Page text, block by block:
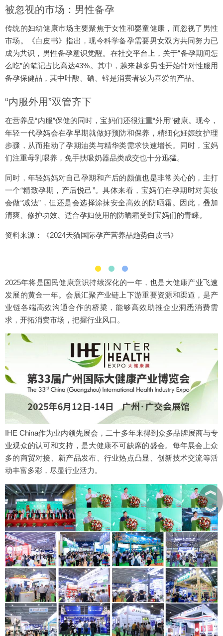
被忽视的市场：男性备孕
传统的妇幼健康市场主要聚焦于女性和婴童健康，而忽视了男性
市场。《白皮书》指出，现今科学备孕需要男女双方共同努力已
成为共识，男性备孕意识觉醒。在社交平台上，关于“备孕期间怎
么吃”的笔记占比高达43%。其中，越来越多男性开始针对性服用
备孕保健品，其中叶酸、硒、锌是消费者较为喜爱的产品。
“内服外用”双管齐下
在营养品“内服”保健的同时，宝妈们还很注重“外用”健康。现今，
年轻一代孕妈会在孕早期就做好预防和保养，精细化妊娠纹护理
步骤，从而推动了孕期油类与精华类需求快速增长。同时，宝妈
们注重母乳喂养，免手扶吸奶器品类成交也十分迅猛。
同时，年轻妈妈对自己孕期和产后的颜值也是非常关心的，主打
一个“精致孕期，产后悦己”。具体来看，宝妈们在孕期时对美妆
会做“减法”，但还是会选择涂抹安全高效的防晒霜。因此，叠加
清爽、修护功效、适合孕妇使用的防晒霜受到宝妈们的青睐。
资料来源：《2024天猫国际孕产营养品趋势白皮书》
2025年将是国民健康意识持续深化的一年，也是大健康产业飞速
发展的黄金一年。会展汇聚产业链上下游重要资源和渠道，是产
业链各端高效沟通合作的桥梁，能够高效助推企业洞悉消费需
求，开拓消费市场，把握行业风口。
IHE China作为业内领先展会，二十多年来得到众多品牌展商与专
业观众的认可和支持，是大健康不可缺席的盛会。每年展会上众
多的商贸对接、新产品发布、行业热点凸显、创新技术交流等活
动丰富多彩，尽显行业活力。
︽
︾